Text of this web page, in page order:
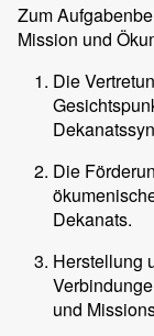
Zum
Mission und
Die
Die
Dekanats.
Herstellung
und